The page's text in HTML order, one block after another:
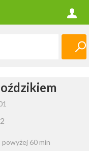
powyżej 60 min